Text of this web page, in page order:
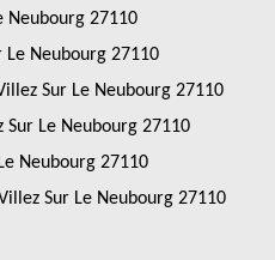
Neubourg 27110
Neubourg 27110
Sur Le Neubourg 27110
Le Neubourg 27110
Neubourg 27110
Sur Le Neubourg 27110